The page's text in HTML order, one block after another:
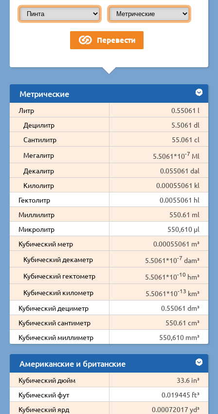
Метрические
Литр
0.55061 l
Децилитр
5.5061 dl
Сантилитр
55.061 cl
Мегалитр
5.5061*10-7 Ml
Декалитр
0.055061 dal
Килолитр
0.00055061 kl
Гектолитр
0.0055061 hl
Миллилитр
550.61 ml
Микролитр
550,610 µl
Кубический метр
0.00055061 m³
Кубический декаметр
5.5061*10-7 dam³
Кубический гектометр
5.5061*10-10 hm³
Кубический километр
5.5061*10-13 km³
Кубический дециметр
0.55061 dm³
Кубический сантиметр
550.61 cm³
Кубический миллиметр
550,610 mm³
Американские и британские
Кубический дюйм
33.6 in³
Кубический фут
0.019445 ft³
Кубический ярд
0.00072017 yd³